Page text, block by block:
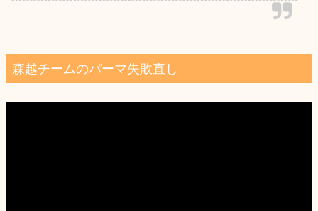
へ！まずは、冒頭の文章だけでもよいのでお読みくだ
さい！ パーマ失敗は自分で解決不可能！どうか1人で
は、縮毛矯正、ストレートパーマ、など、髪が傷む技
術ではありません。ダメージゼロで、即日髪の元...
森越チームのパーマ失敗直し